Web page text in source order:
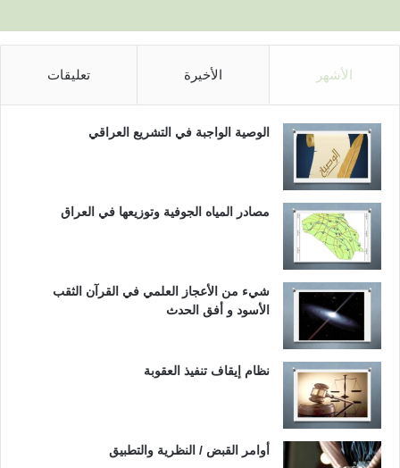
الأشهر الأخيرة تعليقات
الوصية الواجبة في التشريع العراقي
مصادر المياه الجوفية وتوزيعها في العراق
شيء من الأعجاز العلمي في القرآن الثقب
الأسود و أفق الحدث
نظام إيقاف تنفيذ العقوبة
أوامر القبض / النظرية والتطبيق